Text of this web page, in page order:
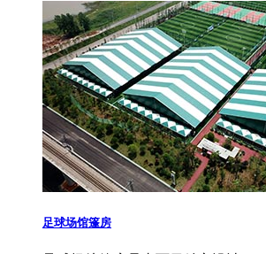
足球场馆篷房